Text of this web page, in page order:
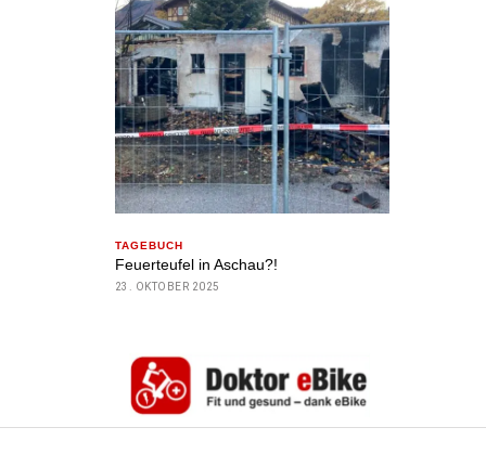
TAGEBUCH
Feuerteufel in Aschau?!
23. OKTOBER 2025